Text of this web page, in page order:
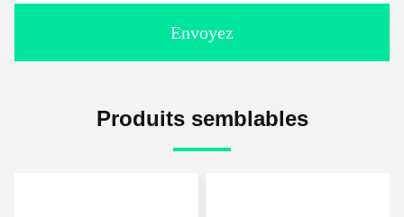
Envoyez
Produits semblables